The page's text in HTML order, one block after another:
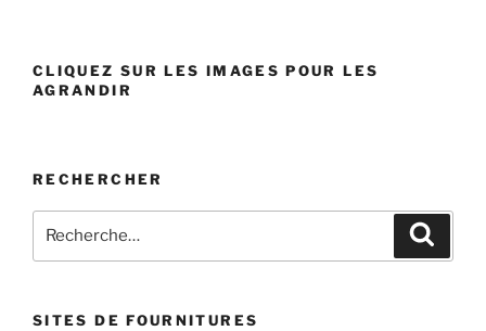
CLIQUEZ SUR LES IMAGES POUR LES
AGRANDIR
RECHERCHER
Recherche
SITES DE FOURNITURES